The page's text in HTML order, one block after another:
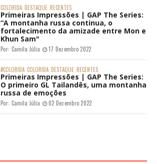
COLORIDA DESTAQUE RECENTES
Primeiras Impressões | GAP The Series:
“A montanha russa continua, o
fortalecimento da amizade entre Mon e
Khun Sam"
Por: Camila Júlia 17 Dezembro 2022
#COLORIDA COLORIDA DESTAQUE RECENTES
Primeiras Impressões | GAP The Series:
O primeiro GL Tailandês, uma montanha
russa de emoções
Por: Camila Júlia 02 Dezembro 2022